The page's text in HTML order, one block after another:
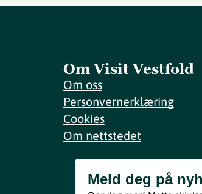
Om Visit Vestfold
Om oss
Personvernerklæring
Cookies
Om nettstedet
Meld deg på
Meld deg på